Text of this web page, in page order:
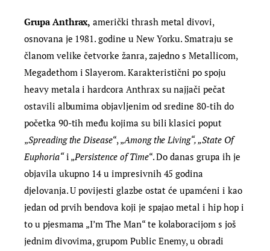
GrupaAnthrax, američki thrash metal divovi,
osnovana je 1981. godine u New Yorku. Smatraju se
članom velike četvorke žanra, zajedno s Metallicom,
Megadethom i Slayerom. Karakteristični po spoju
heavy metala i hardcora Anthrax su najjači pečat
ostavili albumima objavljenim od sredine 80-tih do
početka 90-tih među kojima su bili klasici poput
„Spreading the Disease“, „Among the Living“, „State Of
Euphoria“i „Persistence of Time“. Do danas grupa ih je
objavila ukupno 14 u impresivnih 45 godina
djelovanja. U povijesti glazbe ostat će upamćeni i kao
jedan od prvih bendova koji je spajao metal i hip hop i
to u pjesmama „I’m The Man“ te kolaboracijom s još
jednim divovima, grupom Public Enemy, u obradi